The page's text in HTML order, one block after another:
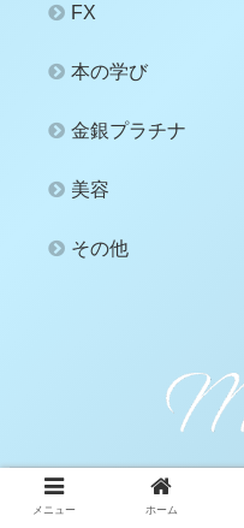
FX
本の学び
金銀プラチナ
美容
その他
メニュー ホーム